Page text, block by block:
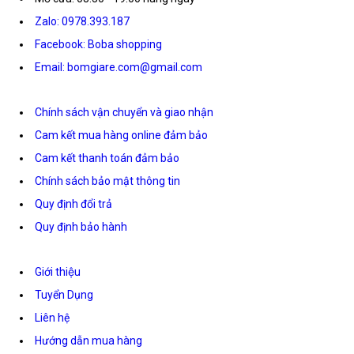
Zalo: 0978.393.187
Facebook: Boba shopping
Email: bomgiare.com@gmail.com
Chính sách vận chuyển và giao nhận
Cam kết mua hàng online đảm bảo
Cam kết thanh toán đảm bảo
Chính sách bảo mật thông tin
Quy định đổi trả
Quy định bảo hành
Giới thiệu
Tuyển Dụng
Liên hệ
Hướng dẫn mua hàng